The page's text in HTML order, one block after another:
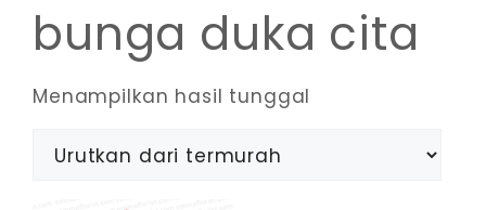
bunga duka cita
Menampilkan hasil tunggal